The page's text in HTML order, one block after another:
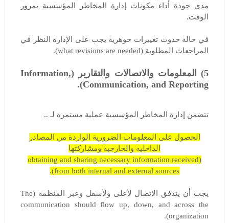
مدى جودة أداء مكونات إدارة المخاطر المؤسسية بمرور
الوقت.
في حالة حدوث تغييرات جوهرية يجب على الإدارة النظر في
المراجعات المطلوبة (what revisions are needed).
5) المعلومات والاتصالات والتقارير (Information,
Communication, and Reporting).
تتضمن إدارة المخاطر المؤسسية عملية مستمرة لـ ..
الحصول على المعلومات الضرورية الواردة من المصادر
الداخلية والخارجية ومشاركتها
(obtaining and sharing necessary information received
from both internal and external sources).
يجب أن يتدفق الاتصال لأعلى ولأسفل وعبر المنظمة (The
communication should flow up, down, and across the
organization).